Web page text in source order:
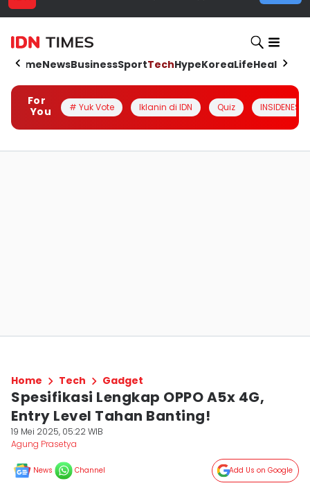
HomeNewsBusinessSportTechHypeKoreaLifeHealth
For
You
# Yuk Vote Iklanin di IDN Quiz INSIDENESIA
Home Tech Gadget
Spesifikasi Lengkap OPPO A5x 4G,
Entry Level Tahan Banting!
19 Mei 2025, 05:22 WIB
Agung Prasetya
News Channel Add Us on Google